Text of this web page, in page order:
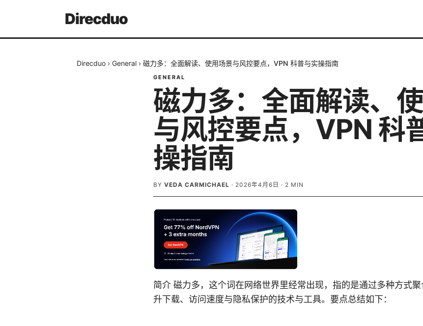
Direcduo
Direcduo › General › 磁力多：全面解读、使用场景与风控要点，VPN 科普与实操指南
GENERAL
磁力多：全面解读、
与风控要点，VPN 科
操指南
BY VEDA CARMICHAEL · 2026年4月6日 · 2 MIN
简介 磁力多，这个词在网络世界里经常出现，指的是通过多种方式
升下载、访问速度与隐私保护的技术与工具。要点总结如下：